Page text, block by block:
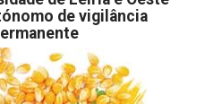
de vigilância